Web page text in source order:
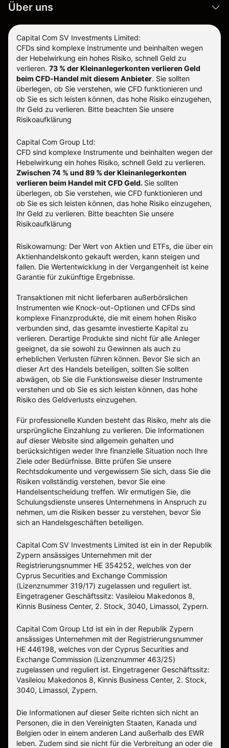
Über uns
Capital Com SV Investments Limited:
CFDs sind komplexe Instrumente und beinhalten wegen
der Hebelwirkung ein hohes Risiko, schnell Geld zu
verlieren. 73 % der Kleinanlegerkonten verlieren Geld
beim CFD-Handel mit diesem Anbieter. Sie sollten
überlegen, ob Sie verstehen, wie CFD funktionieren und
ob Sie es sich leisten können, das hohe Risiko einzugehen,
Ihr Geld zu verlieren. Bitte beachten Sie unsere
Risikoaufklärung
Capital Com Group Ltd:
CFD sind komplexe Instrumente und beinhalten wegen der
Hebelwirkung ein hohes Risiko, schnell Geld zu verlieren.
Zwischen 74 % und 89 % der Kleinanlegerkonten
verlieren beim Handel mit CFD Geld. Sie sollten
überlegen, ob Sie verstehen, wie CFD funktionieren und
ob Sie es sich leisten können, das hohe Risiko einzugehen,
Ihr Geld zu verlieren. Bitte beachten Sie unsere
Risikoaufklärung
Risikowarnung: Der Wert von Aktien und ETFs, die über ein
Aktienhandelskonto gekauft werden, kann steigen und
fallen. Die Wertentwicklung in der Vergangenheit ist keine
Garantie für zukünftige Ergebnisse.
Transaktionen mit nicht lieferbaren außerbörslichen
Instrumenten wie Knock-out-Optionen und CFDs sind
komplexe Finanzprodukte, die mit einem hohen Risiko
verbunden sind, das gesamte investierte Kapital zu
verlieren. Derartige Produkte sind nicht für alle Anleger
geeignet, da sie sowohl zu Gewinnen als auch zu
erheblichen Verlusten führen können. Bevor Sie sich an
dieser Art des Handels beteiligen, sollten Sie sollten
abwägen, ob Sie die Funktionsweise dieser Instrumente
verstehen und ob Sie es sich leisten können, das hohe
Risiko des Geldverlusts einzugehen.
Für professionelle Kunden besteht das Risiko, mehr als die
ursprüngliche Einzahlung zu verlieren. Die Informationen
auf dieser Website sind allgemein gehalten und
berücksichtigen weder Ihre finanzielle Situation noch Ihre
Ziele oder Bedürfnisse. Bitte prüfen Sie unsere
Rechtsdokumente und vergewissern Sie sich, dass Sie die
Risiken vollständig verstehen, bevor Sie eine
Handelsentscheidung treffen. Wir ermutigen Sie, die
Schulungsdienste unseres Unternehmens in Anspruch zu
nehmen, um die Risiken besser zu verstehen, bevor Sie
sich an Handelsgeschäften beteiligen.
Capital Com SV Investments Limited ist ein in der Republik
Zypern ansässiges Unternehmen mit der
Registrierungsnummer HE 354252, welches von der
Cyprus Securities and Exchange Commission
(Lizenznummer 319/17) zugelassen und reguliert ist.
Eingetragener Geschäftssitz: Vasileiou Makedonos 8,
Kinnis Business Center, 2. Stock, 3040, Limassol, Zypern.
Capital Com Group Ltd ist ein in der Republik Zypern
ansässiges Unternehmen mit der Registrierungsnummer
ΗΕ 446198, welches von der Cyprus Securities and
Exchange Commission (Lizenznummer 463/25)
zugelassen und reguliert ist. Eingetragener Geschäftssitz:
Vasileiou Makedonos 8, Kinnis Business Center, 2. Stock,
3040, Limassol, Zypern.
Die Informationen auf dieser Seite richten sich nicht an
Personen, die in den Vereinigten Staaten, Kanada und
Belgien oder in einem anderen Land außerhalb des EWR
leben. Zudem sind sie nicht für die Verbreitung an oder die